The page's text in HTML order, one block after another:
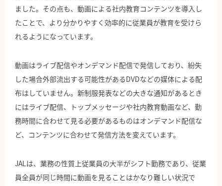
ました。その点も、動画による社内教育コンテンツを導入し
たことで、より分かりやすく効率的に従業員が教育を受けら
れるようになっています。
動画はライブ配信やオンデマンド配信で発信しており、紛失
した場合外部流出する可能性があるDVDなどの媒体による配
布はしていません。新制服発表などの大きな通知があるとき
にはライブ配信、トップメッセージや社内教育動画など、勤
務時間に合わせて見る必要があるものはオンデマンド配信な
ど、コンテンツに合わせて発信方法を変えています。
JALは、業務の性質上従業員の大半がシフト勤務であり、従業
員全員が同じ時間に動画を見ることはかなり難しい状況で